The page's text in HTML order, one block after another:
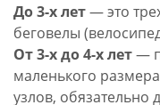
До 3-х лет— это
беговелы
От 3-х до 4-х лет—
маленького
узлов, обязательно